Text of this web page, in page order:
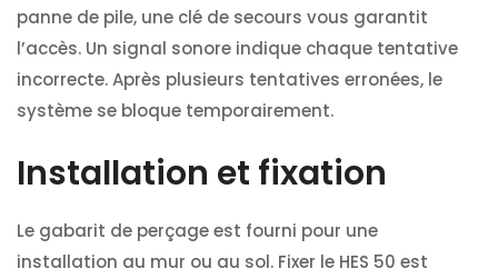
panne de pile, une clé de secours vous garantit
l’accès. Un signal sonore indique chaque tentative
incorrecte. Après plusieurs tentatives erronées, le
système se bloque temporairement.
Installation et fixation
Le gabarit de perçage est fourni pour une
installation au mur ou au sol. Fixer le HES 50 est